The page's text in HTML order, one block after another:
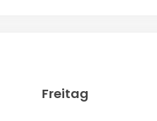
Freitag